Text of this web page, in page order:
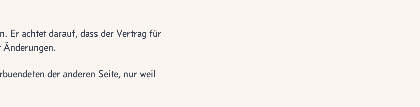
Er achtet darauf, dass der Vertrag für
der anderen Seite, nur weil